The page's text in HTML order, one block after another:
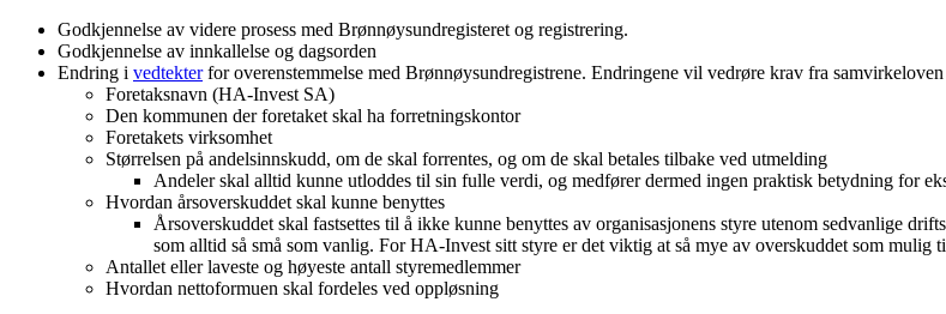
Godkjennelse av videre prosess med Brønnøysundregisteret og registrering.
Godkjennelse av innkallelse og dagsorden
Endring i vedtekterfor overenstemmelse med Brønnøysundregistrene. Endringene vil vedrøre krav fra
Foretaksnavn (HA-Invest SA)
Den kommunen der foretaket skal ha forretningskontor
Foretakets virksomhet
Størrelsen på andelsinnskudd, om de skal forrentes, og om de skal betales tilbake ved utmelding
Andeler skal alltid kunne utloddes til sin fulle verdi, og medfører dermed ingen praktisk betydning for
Hvordan årsoverskuddet skal kunne benyttes
Årsoverskuddet skal fastsettes til å ikke kunne benyttes av organisasjonens styre utenom sedvanlige
som alltid så små som vanlig. For HA-Invest sitt styre er det viktig at så mye av overskuddet som mulig
Antallet eller laveste og høyeste antall styremedlemmer
Hvordan nettoformuen skal fordeles ved oppløsning